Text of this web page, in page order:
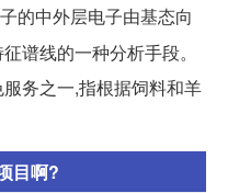
的中外层电子由基态向
谱线的一种分析手段。
务之一,指根据饲料和羊
目啊?